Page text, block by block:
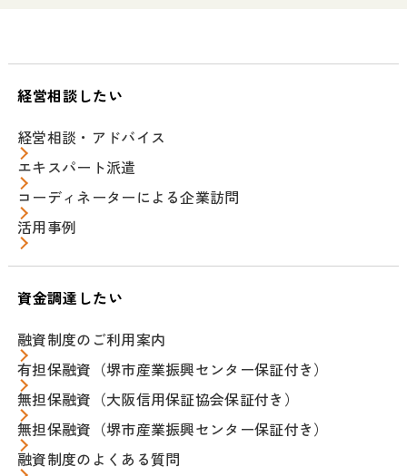
経営相談したい
経営相談・アドバイス
エキスパート派遣
コーディネーターによる企業訪問
活用事例
資金調達したい
融資制度のご利用案内
有担保融資（堺市産業振興センター保証付き）
無担保融資（大阪信用保証協会保証付き）
無担保融資（堺市産業振興センター保証付き）
融資制度のよくある質問